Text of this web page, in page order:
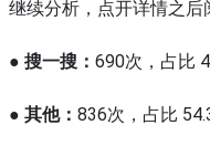
继续分析，点开详情之后
● 搜一搜： 690次，占比
● 其他： 836次，占比